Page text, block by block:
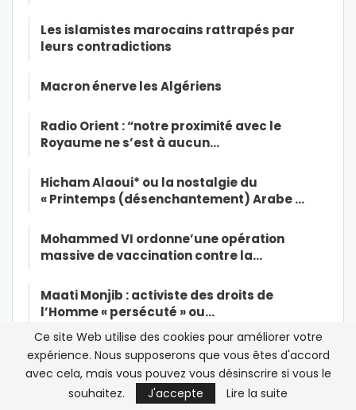
Les islamistes marocains rattrapés par
leurs contradictions
Macron énerve les Algériens
Radio Orient : “notre proximité avec le
Royaume ne s’est à aucun…
Hicham Alaoui* ou la nostalgie du
« Printemps (désenchantement) Arabe …
Mohammed VI ordonne’une opération
massive de vaccination contre la…
Maati Monjib : activiste des droits de
l’Homme « persécuté » ou…
« Il n’y aura pas de résurrection jusqu’à ce
que les musulmans tuent…
Ce site Web utilise des cookies pour améliorer votre
expérience. Nous supposerons que vous êtes d'accord
avec cela, mais vous pouvez vous désinscrire si vous le
souhaitez.
J'accepte Lire la suite